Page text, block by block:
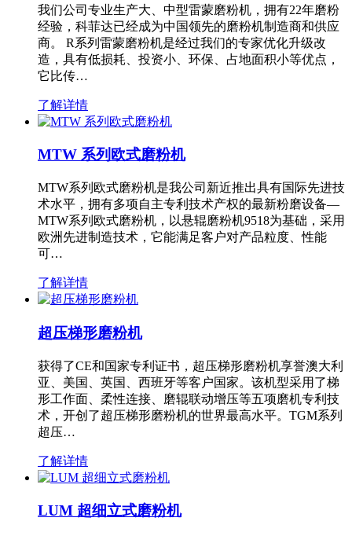
我们公司专业生产大、中型雷蒙磨粉机，拥有22年磨粉
经验，科菲达已经成为中国领先的磨粉机制造商和供应
商。 R系列雷蒙磨粉机是经过我们的专家优化升级改
造，具有低损耗、投资小、环保、占地面积小等优点，
它比传…
了解详情
MTW 系列欧式磨粉机
MTW系列欧式磨粉机是我公司新近推出具有国际先进技
术水平，拥有多项自主专利技术产权的最新粉磨设备—
MTW系列欧式磨粉机，以悬辊磨粉机9518为基础，采用
欧洲先进制造技术，它能满足客户对产品粒度、性能
可…
了解详情
超压梯形磨粉机
获得了CE和国家专利证书，超压梯形磨粉机享誉澳大利
亚、美国、英国、西班牙等客户国家。该机型采用了梯
形工作面、柔性连接、磨辊联动增压等五项磨机专利技
术，开创了超压梯形磨粉机的世界最高水平。TGM系列
超压…
了解详情
LUM 超细立式磨粉机